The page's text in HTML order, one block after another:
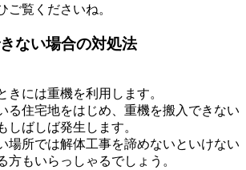
ご覧くださいね。
ない場合の対処法
きには重機を利用します。
る住宅地をはじめ、重機を搬入できない
しばしば発生します。
場所では解体工事を諦めないといけない
方もいらっしゃるでしょう。